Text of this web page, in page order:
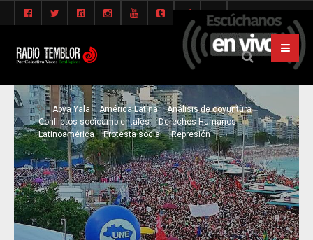
Abya Yala América Latina
Análisis de coyuntura
Conflictos socioambientales
Derechos Humanos
Latinoamérica
Protesta social Represión